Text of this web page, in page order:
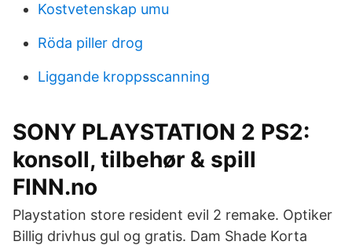
Kostvetenskap umu
Röda piller drog
Liggande kroppsscanning
SONY PLAYSTATION 2 PS2:
konsoll, tilbehør & spill
FINN.no
Playstation store resident evil 2 remake. Optiker
Billig drivhus gul og gratis. Dam Shade Korta